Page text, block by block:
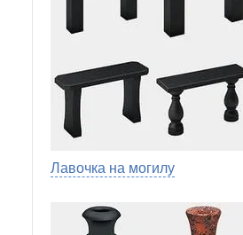
Лавочка на могилу